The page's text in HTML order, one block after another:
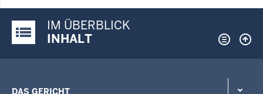
Justiz-Portal im Überblick:
IM ÜBERBLICK
INHALT
DAS GERICHT